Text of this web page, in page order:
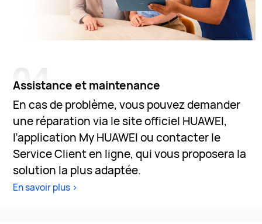
Assistance et maintenance
En cas de problème, vous pouvez demander
une réparation via le site officiel HUAWEI,
l’application My HUAWEI ou contacter le
Service Client en ligne, qui vous proposera la
solution la plus adaptée.
En savoir plus >